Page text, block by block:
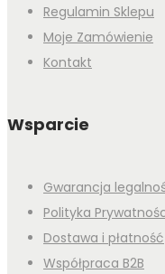
Regulamin Sklepu
Moje Zamówienie
Kontakt
Wsparcie
Gwarancja
Polityka
Dostawa i płatność
Współpraca B2B